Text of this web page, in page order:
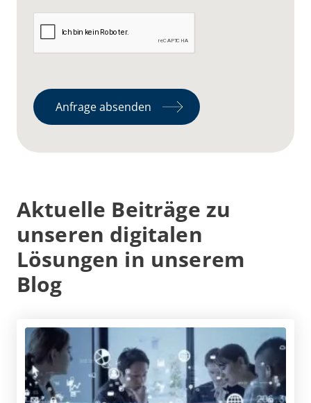
Anfrage absenden
Aktuelle Beiträge zu
unseren digitalen
Lösungen in unserem
Blog